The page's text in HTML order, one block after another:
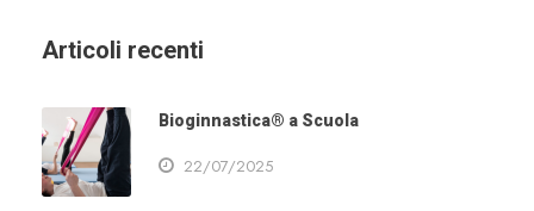
Articoli recenti
Bioginnastica® a Scuola
22/07/2025